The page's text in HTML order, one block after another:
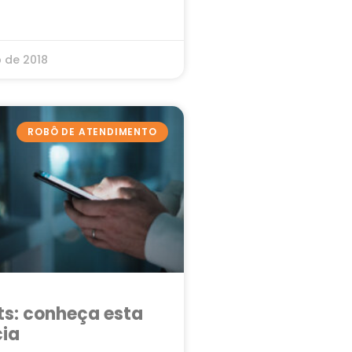
2018
ROBÔ DE ATENDIMENTO
conheça esta